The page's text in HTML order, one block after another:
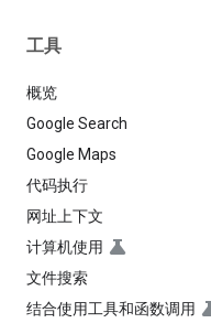
工具
概览
Google Search
Google Maps
代码执行
网址上下文
计算机使用
文件搜索
结合使用工具和函数调用